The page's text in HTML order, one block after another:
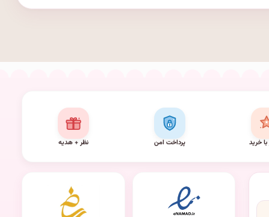
با خرید پرداخت امن نظر + هدیه